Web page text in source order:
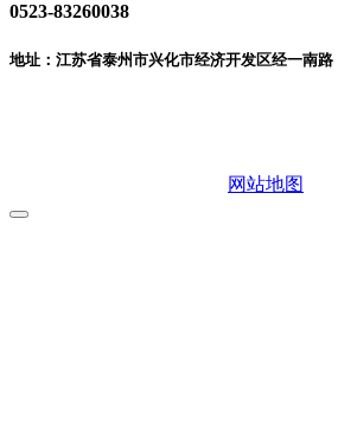
0523-83260038
地址：江苏省泰州市兴化市经济开发区经一南路
网站地图